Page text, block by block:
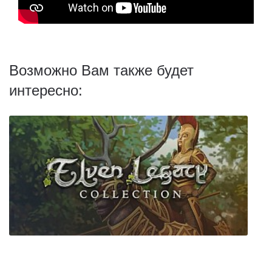
Возможно Вам также будет
интересно: